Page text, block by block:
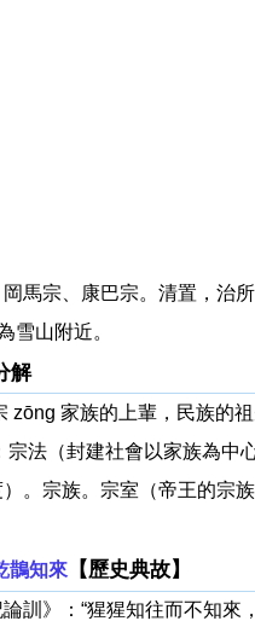
馬宗、康巴宗。清置，治
雪山附近。
解
zōng 家族的上輩，民族的祖
宗法（封建社會以家族為中
。宗族。宗室（帝王的宗
鵲知來 【歷史典故】
論訓》：“猩猩知往而不知來